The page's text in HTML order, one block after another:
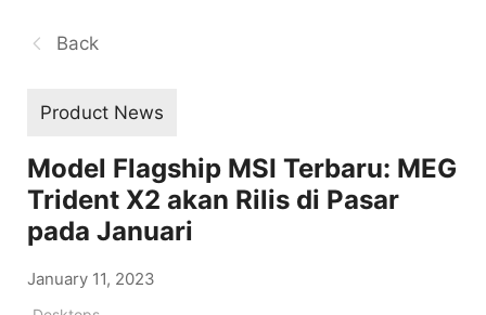
Back
Product News
Model Flagship MSI Terbaru: MEG
Trident X2 akan Rilis di Pasar
pada Januari
January 11, 2023